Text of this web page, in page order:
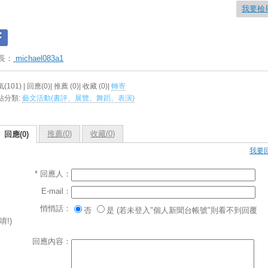
我要檢
： michael083a1
(101) | 回應(0)| 推薦 (0)| 收藏 (0)| 轉寄
分類: 藝文活動(書評、展覽、舞蹈、表演)
回應(0) 推薦(0) 收藏(0)
我要
* 回應人：
E-mail：
悄悄話：
否
是 (若未登入"個人新聞台帳號"則看不到回覆
唷!)
回應內容：